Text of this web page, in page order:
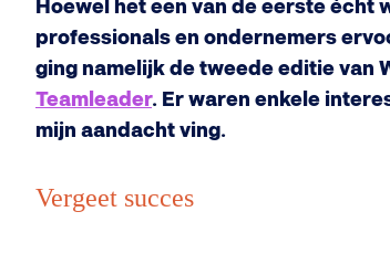
Hoewel het een van de eerste écht
professionals en ondernemers
ging namelijk de tweede editie van
Teamleader. Er waren enkele
mijn aandacht ving.
Vergeet succes